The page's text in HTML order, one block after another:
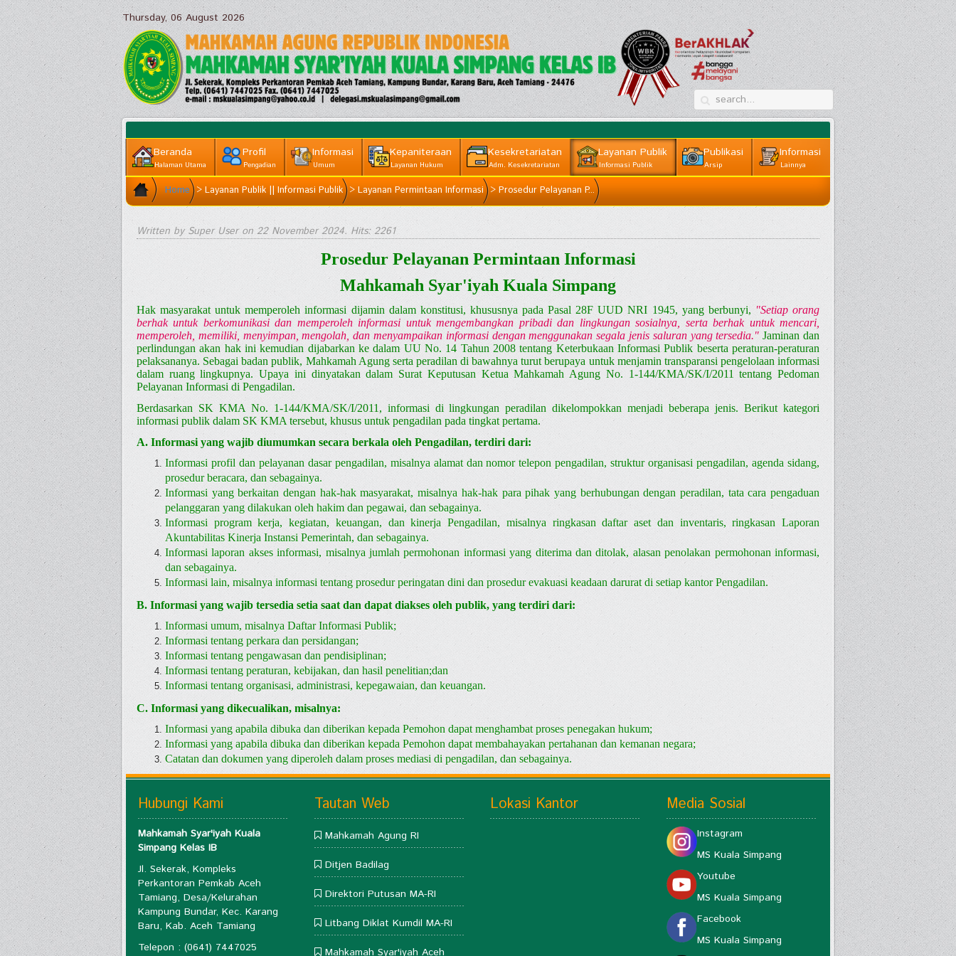
Thursday, 06 August 2026
Beranda
Halaman Utama
Profil
Pengadian
Informasi
Umum
Kepaniteraan
Layanan Hukum
Kesekretariatan
Adm. Kesekretariatan
Layanan Publik
Informasi Publik
Publikasi
Arsip
Informasi
Lainnya
Home >Layanan Publik || Informasi Publik >Layanan Permintaan Informasi >Prosedur Pelayanan P...
Written by Super User on 22 November 2024. Hits: 2261
Prosedur Pelayanan Permintaan Informasi
Mahkamah Syar'iyah Kuala Simpang
Hak masyarakat untuk memperoleh informasi dijamin dalam konstitusi, khususnya pada Pasal 28F UUD NRI 1945, yang berbunyi, "Setiap orang
berhak untuk berkomunikasi dan memperoleh informasi untuk mengembangkan pribadi dan lingkungan sosialnya, serta berhak untuk mencari,
memperoleh, memiliki, menyimpan, mengolah, dan menyampaikan informasi dengan menggunakan segala jenis saluran yang tersedia." Jaminan dan
perlindungan akan hak ini kemudian dijabarkan ke dalam UU No. 14 Tahun 2008 tentang Keterbukaan Informasi Publik beserta peraturan-peraturan
pelaksananya. Sebagai badan publik, Mahkamah Agung serta peradilan di bawahnya turut berupaya untuk menjamin transparansi pengelolaan informasi
dalam ruang lingkupnya. Upaya ini dinyatakan dalam Surat Keputusan Ketua Mahkamah Agung No. 1-144/KMA/SK/I/2011 tentang Pedoman
Pelayanan Informasi di Pengadilan.
Berdasarkan SK KMA No. 1-144/KMA/SK/I/2011, informasi di lingkungan peradilan dikelompokkan menjadi beberapa jenis. Berikut kategori
informasi publik dalam SK KMA tersebut, khusus untuk pengadilan pada tingkat pertama.
A. Informasi yang wajib diumumkan secara berkala oleh Pengadilan, terdiri dari:
Informasi profil dan pelayanan dasar pengadilan, misalnya alamat dan nomor telepon pengadilan, struktur organisasi pengadilan, agenda sidang,
prosedur beracara, dan sebagainya.
Informasi yang berkaitan dengan hak-hak masyarakat, misalnya hak-hak para pihak yang berhubungan dengan peradilan, tata cara pengaduan
pelanggaran yang dilakukan oleh hakim dan pegawai, dan sebagainya.
Informasi program kerja, kegiatan, keuangan, dan kinerja Pengadilan, misalnya ringkasan daftar aset dan inventaris, ringkasan Laporan
Akuntabilitas Kinerja Instansi Pemerintah, dan sebagainya.
Informasi laporan akses informasi, misalnya jumlah permohonan informasi yang diterima dan ditolak, alasan penolakan permohonan informasi,
dan sebagainya.
Informasi lain, misalnya informasi tentang prosedur peringatan dini dan prosedur evakuasi keadaan darurat di setiap kantor Pengadilan.
B. Informasi yang wajib tersedia setia saat dan dapat diakses oleh publik, yang terdiri dari:
Informasi umum, misalnya Daftar Informasi Publik;
Informasi tentang perkara dan persidangan;
Informasi tentang pengawasan dan pendisiplinan;
Informasi tentang peraturan, kebijakan, dan hasil penelitian;dan
Informasi tentang organisasi, administrasi, kepegawaian, dan keuangan.
C. Informasi yang dikecualikan, misalnya:
Informasi yang apabila dibuka dan diberikan kepada Pemohon dapat menghambat proses penegakan hukum;
Informasi yang apabila dibuka dan diberikan kepada Pemohon dapat membahayakan pertahanan dan kemanan negara;
Catatan dan dokumen yang diperoleh dalam proses mediasi di pengadilan, dan sebagainya.
Hubungi Kami
Mahkamah Syar'iyah Kuala
Simpang Kelas IB
Jl. Sekerak, Kompleks
Perkantoran Pemkab Aceh
Tamiang, Desa/Kelurahan
Kampung Bundar, Kec. Karang
Baru, Kab. Aceh Tamiang
Telepon : (0641) 7447025
Tautan Web
Mahkamah Agung RI
Ditjen Badilag
Direktori Putusan MA-RI
Litbang Diklat Kumdil MA-RI
Mahkamah Syar'iyah Aceh
Lokasi Kantor Media Sosial
Instagram
MS Kuala Simpang
Youtube
MS Kuala Simpang
Facebook
MS Kuala Simpang